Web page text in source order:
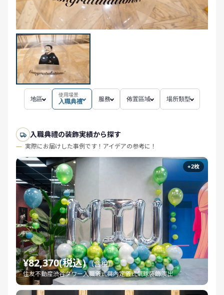
地區
使用場景
入職典禮 服務 佈置區域 場所類型
入職典禮の装飾実績から探す
実際にお届けした事例です！アイデアの参考に！
+2枚
¥82,370(税込)（含稅）
住友不動産渋谷タワー入職儀式與內定儀式氣球裝飾演出